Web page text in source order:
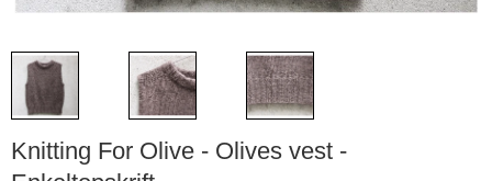
Knitting For Olive - Olives vest -